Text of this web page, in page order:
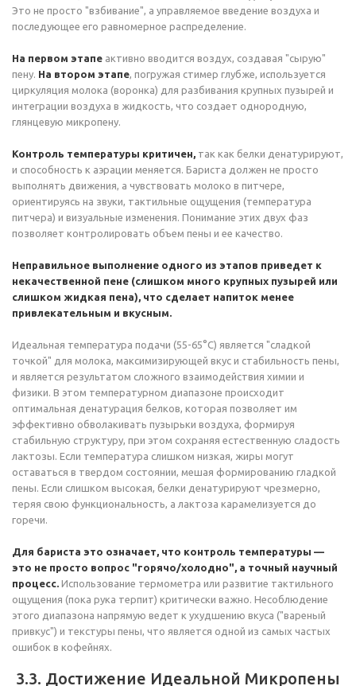
Это не просто "взбивание", а управляемое введение воздуха и
последующее его равномерное распределение.
На первом этапе активно вводится воздух, создавая "сырую"
пену. На втором этапе , погружая стимер глубже, используется
циркуляция молока (воронка) для разбивания крупных пузырей и
интеграции воздуха в жидкость, что создает однородную,
глянцевую микропену.
Контроль температуры критичен, так как белки денатурируют,
и способность к аэрации меняется. Бариста должен не просто
выполнять движения, а чувствовать молоко в питчере,
ориентируясь на звуки, тактильные ощущения (температура
питчера) и визуальные изменения. Понимание этих двух фаз
позволяет контролировать объем пены и ее качество.
Неправильное выполнение одного из этапов приведет к
некачественной пене (слишком много крупных пузырей или
слишком жидкая пена), что сделает напиток менее
привлекательным и вкусным.
Идеальная температура подачи (55-65°C) является "сладкой
точкой" для молока, максимизирующей вкус и стабильность пены,
и является результатом сложного взаимодействия химии и
физики. В этом температурном диапазоне происходит
оптимальная денатурация белков, которая позволяет им
эффективно обволакивать пузырьки воздуха, формируя
стабильную структуру, при этом сохраняя естественную сладость
лактозы. Если температура слишком низкая, жиры могут
оставаться в твердом состоянии, мешая формированию гладкой
пены. Если слишком высокая, белки денатурируют чрезмерно,
теряя свою функциональность, а лактоза карамелизуется до
горечи.
Для бариста это означает, что контроль температуры —
это не просто вопрос "горячо/холодно", а точный научный
процесс. Использование термометра или развитие тактильного
ощущения (пока рука терпит) критически важно. Несоблюдение
этого диапазона напрямую ведет к ухудшению вкуса ("вареный
привкус") и текстуры пены, что является одной из самых частых
ошибок в кофейнях.
3.3. Достижение Идеальной Микропены